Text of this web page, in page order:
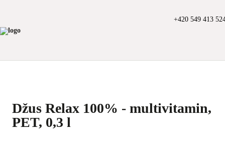
+420 549 413
Džus Relax 100% - multivitamin,
PET, 0,3 l